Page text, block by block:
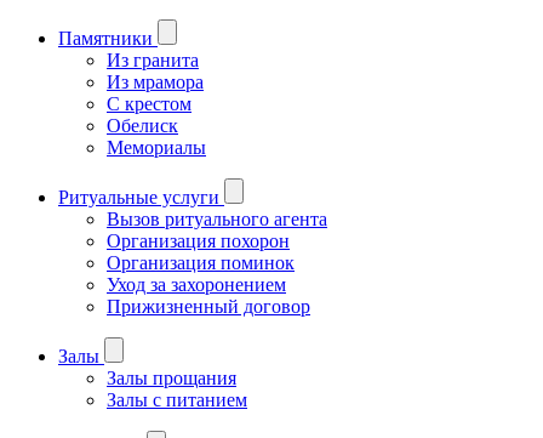
Памятники
Из гранита
Из мрамора
С крестом
Обелиск
Мемориалы
Ритуальные услуги
Вызов ритуального агента
Организация похорон
Организация поминок
Уход за захоронением
Прижизненный договор
Залы
Залы прощания
Залы с питанием